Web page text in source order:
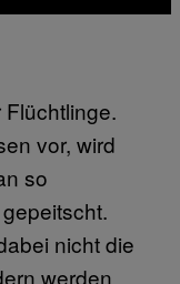
vor, wird
so
nicht die
werden